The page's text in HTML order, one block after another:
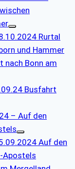
Rurtal
und Hammer
nach Bonn am
Busfahrt
– Auf den
Auf den
Apostels